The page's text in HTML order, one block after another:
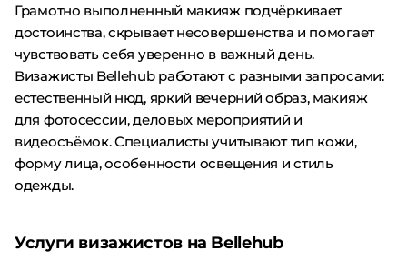
Грамотно выполненный макияж подчёркивает
достоинства, скрывает несовершенства и помогает
чувствовать себя уверенно в важный день.
Визажисты Bellehub работают с разными запросами:
естественный нюд, яркий вечерний образ, макияж
для фотосессии, деловых мероприятий и
видеосъёмок. Специалисты учитывают тип кожи,
форму лица, особенности освещения и стиль
одежды.
Услуги визажистов на Bellehub